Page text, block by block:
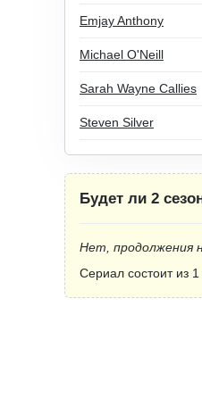
Emjay Anthony
Michael O'Neill
Sarah Wayne Callies
Steven Silver
Будет ли 2
Нет, продолжения
Сериал состоит из 1